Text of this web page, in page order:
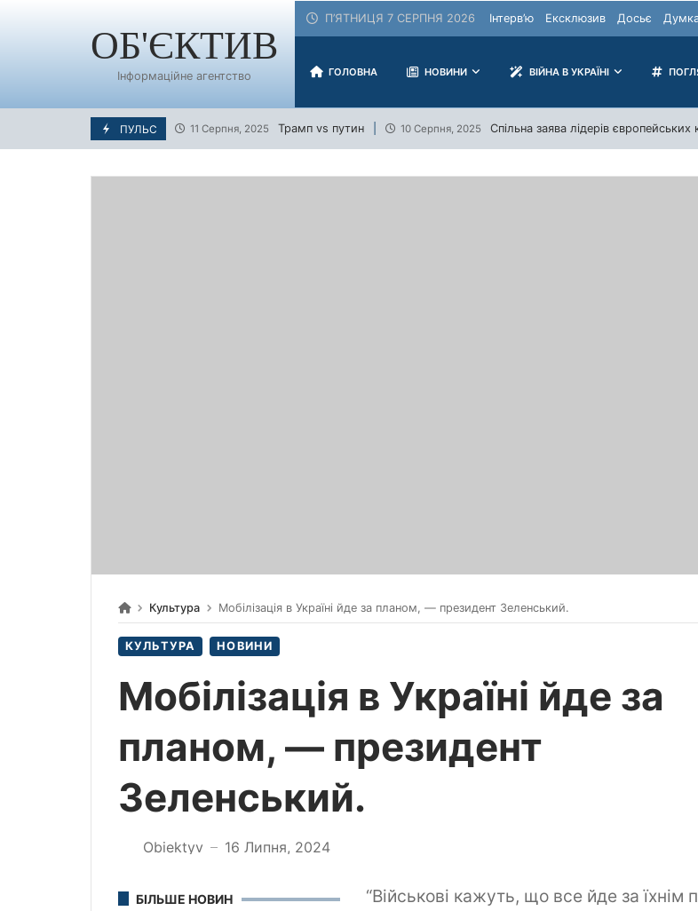
ОБ'ЄКТИВ
Інформаційне агентство
П’ЯТНИЦЯ 7 СЕРПНЯ 2026 Інтерв’ю Ексклюзив Досьє
ГОЛОВНА НОВИНИ ВІЙНА В УКРАЇНІ
ПУЛЬС 11 Серпня, 2025 Трамп vs путин 10 Серпня, 2025 Спільна заява лідерів
Культура Мобілізація в Україні йде за планом, — президент Зеленський.
КУЛЬТУРА НОВИНИ
Мобілізація в Україні йде за
планом, — президент
Зеленський.
Obiektyv — 16 Липня, 2024
БІЛЬШЕ НОВИН
“Військові кажуть, що все йде за їхнім